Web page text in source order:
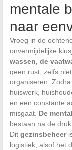
mentale
naar
Vroeg in de
onvermijdelijke
wassen, de
geen rust, zelfs
organiseren.
huiswerk,
en een constante
misgaat. De
bestaan na de
Dit gezinsbeheer
logistiek, alsof het